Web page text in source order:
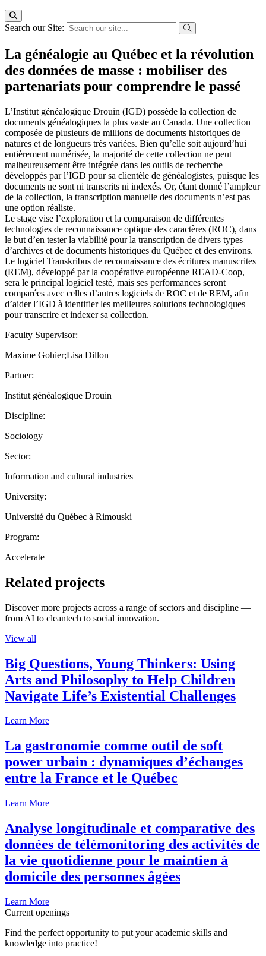
Search our Site:
La généalogie au Québec et la révolution
des données de masse : mobiliser des
partenariats pour comprendre le passé
L’Institut généalogique Drouin (IGD) possède la collection de
documents généalogiques la plus vaste au Canada. Une collection
composée de plusieurs de millions de documents historiques de
natures et de longueurs très variées. Bien qu’elle soit aujourd’hui
entièrement numérisée, la majorité de cette collection ne peut
malheureusement être intégrée dans les outils de recherche
développés par l’IGD pour sa clientèle de généalogistes, puisque les
documents ne sont ni transcrits ni indexés. Or, étant donné l’ampleur
de la collection, la transcription manuelle des documents n’est pas
une option réaliste.
Le stage vise l’exploration et la comparaison de différentes
technologies de reconnaissance optique des caractères (ROC), dans
le but d’en tester la viabilité pour la transcription de divers types
d’archives et de documents historiques du Québec et des environs.
Le logiciel Transkribus de reconnaissance des écritures manuscrites
(REM), développé par la coopérative européenne READ-Coop,
sera le principal logiciel testé, mais ses performances seront
comparées avec celles d’autres logiciels de ROC et de REM, afin
d’aider l’IGD à identifier les meilleures solutions technologiques
pour transcrire et indexer sa collection.
Faculty Supervisor:
Maxime Gohier;Lisa Dillon
Partner:
Institut généalogique Drouin
Discipline:
Sociology
Sector:
Information and cultural industries
University:
Université du Québec à Rimouski
Program:
Accelerate
Related projects
Discover more projects across a range of sectors and discipline —
from AI to cleantech to social innovation.
View all
Big Questions, Young Thinkers: Using
Arts and Philosophy to Help Children
Navigate Life’s Existential Challenges
Learn More
La gastronomie comme outil de soft
power urbain : dynamiques d’échanges
entre la France et le Québec
Learn More
Analyse longitudinale et comparative des
données de télémonitoring des activités de
la vie quotidienne pour le maintien à
domicile des personnes âgées
Learn More
Current openings
Find the perfect opportunity to put your academic skills and
knowledge into practice!